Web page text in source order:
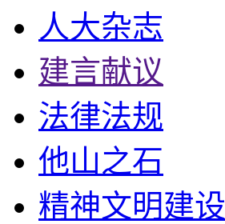
人大杂志
建言献议
法律法规
他山之石
精神文明建设